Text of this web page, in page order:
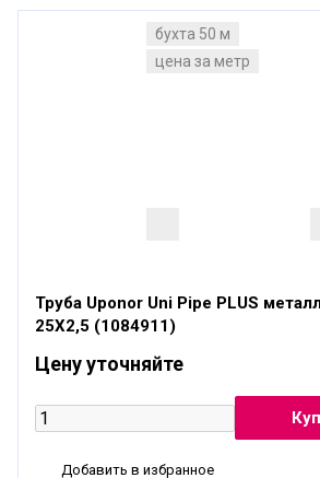
бухта 50 м
цена за метр
Труба Uponor Uni Pipe PLUS
25X2,5 (1084911)
Цену уточняйте
Добавить в избранное